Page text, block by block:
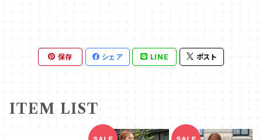
保存 シェア LINE ポスト
ITEM LIST